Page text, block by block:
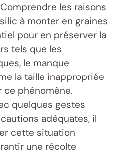
les raisons
à monter en graines
pour en préserver la
tels que les
le manque
la taille inappropriée
phénomène.
quelques gestes
adéquates, il
cette situation
une récolte